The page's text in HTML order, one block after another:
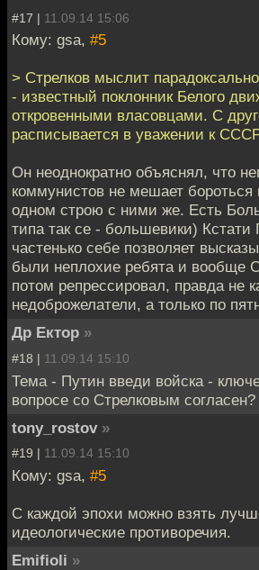
#17 | 11.09.14 15:06
Кому: gsa, #5
> Стрелков мыслит
- известный поклонник Белого
откровенными власовцами. С
расписывается в уважении к
Он неоднократно объяснял, что
коммунистов не мешает
одном строю с ними же. Есть
типа так се - большевики) Кстати
частенько себе позволяет
были неплохие ребята и вообще
потом репрессировал, правда не
недоброжелатели, а только по
Др Ектор »
#18 | 11.09.14 15:10
Тема - Путин введи войска -
вопросе со Стрелковым согласен?
tony_rostov »
#19 | 11.09.14 15:10
Кому: gsa, #5
С каждой эпохи можно взять
идеологические противоречия.
Emifioli »